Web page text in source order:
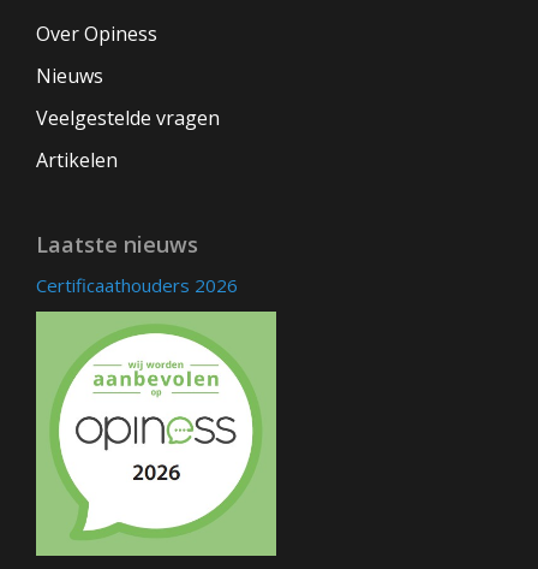
Over Opiness
Nieuws
Veelgestelde vragen
Artikelen
Laatste nieuws
Certificaathouders 2026